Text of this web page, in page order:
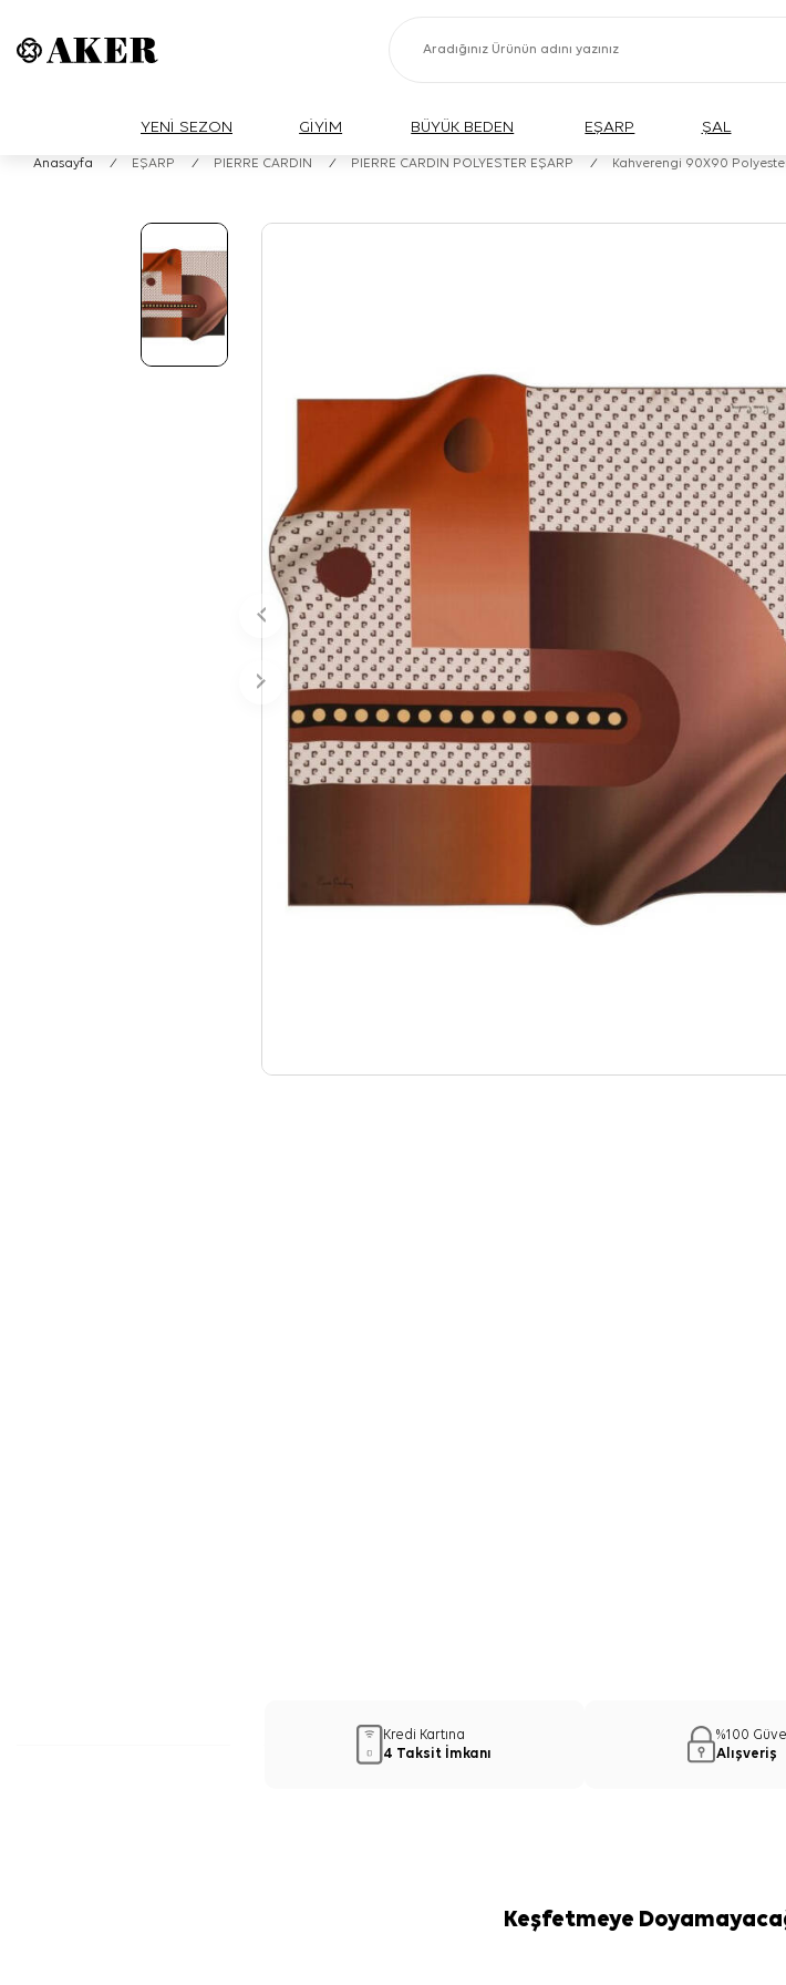
YENİ SEZON GİYİM BÜYÜK BEDEN EŞARP ŞAL
Anasayfa / EŞARP / PIERRE CARDIN / PIERRE CARDIN POLYESTER EŞARP / Kahverengi 90X90
Kredi Kartına
4 Taksit İmkanı
%100
Alışveriş
Keşfetmeye